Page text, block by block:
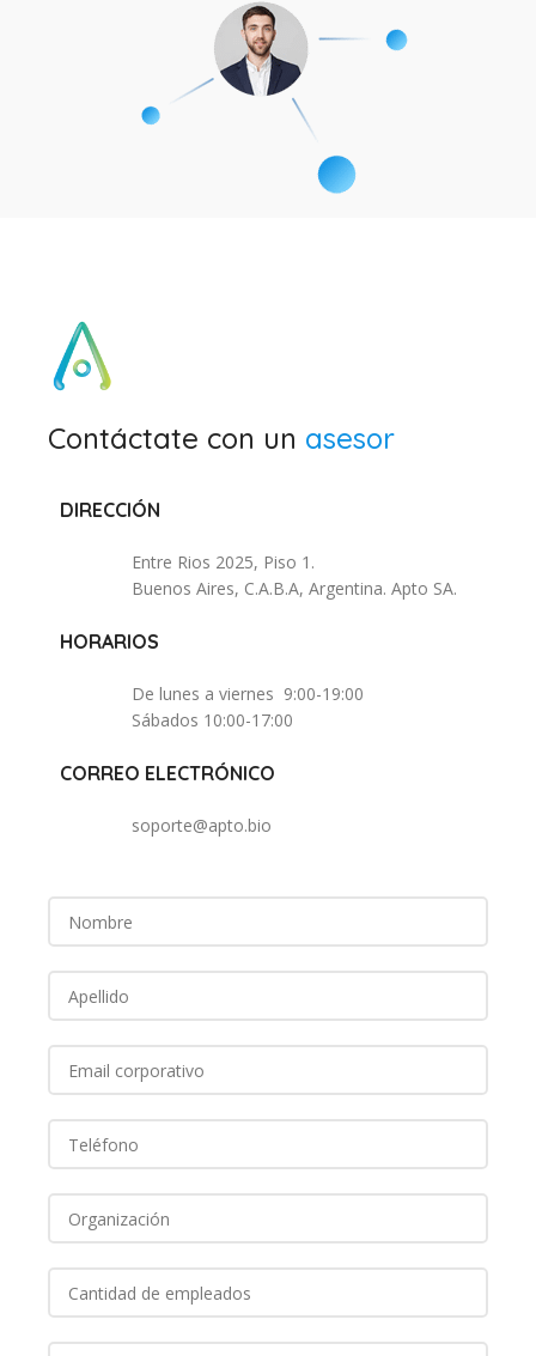
Contáctate con un asesor
DIRECCIÓN
Entre Rios 2025, Piso 1.
Buenos Aires, C.A.B.A, Argentina. Apto SA.
HORARIOS
De lunes a viernes 9:00-19:00
Sábados 10:00-17:00
CORREO ELECTRÓNICO
soporte@apto.bio